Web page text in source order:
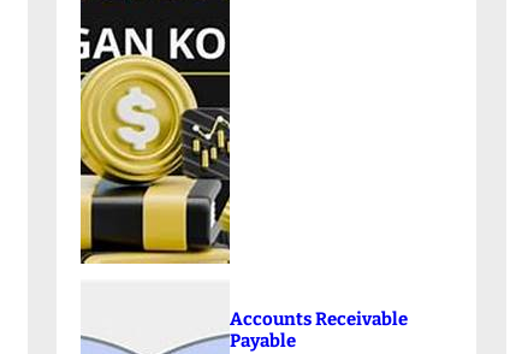
Accounts Receivable
Payable